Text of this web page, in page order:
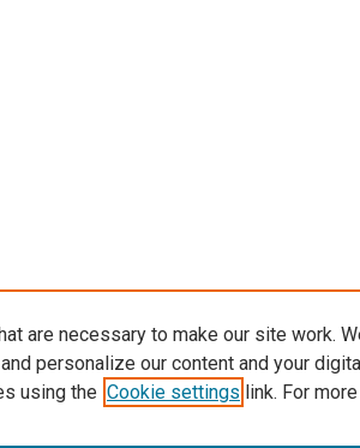
are necessary to make our site work.
personalize our content and your
using the Cookie settings link. For